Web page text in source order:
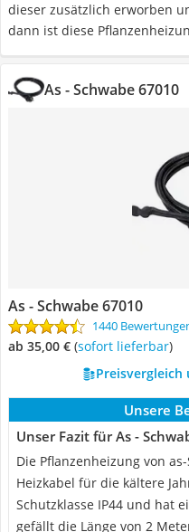
dieser zusätzlich erworben
dann ist diese
As - Schwabe 67010
As - Schwabe 67010
1440
ab 35,00 € ( Sofort lieferbar)
Preisvergleich
Unsere
Unser Fazit für As -
Die Pflanzenheizung von
Heizkabel für die kältere
Schutzklasse IP44 und hat
gefällt die Länge von 2